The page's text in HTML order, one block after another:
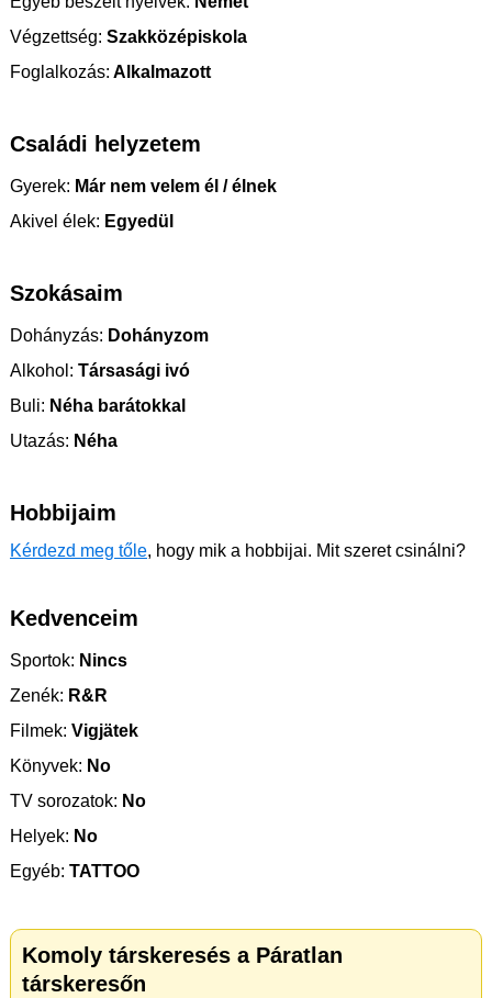
Végzettség: Szakközépiskola
Foglalkozás: Alkalmazott
Családi helyzetem
Gyerek: Már nem velem él / élnek
Akivel élek: Egyedül
Szokásaim
Dohányzás: Dohányzom
Alkohol: Társasági ivó
Buli: Néha barátokkal
Utazás: Néha
Hobbijaim
Kérdezd meg tőle, hogy mik a hobbijai. Mit szeret csinálni?
Kedvenceim
Sportok: Nincs
Zenék: R&R
Filmek: Vigjätek
Könyvek: No
TV sorozatok: No
Helyek: No
Egyéb: TATTOO
Komoly társkeresés a Páratlan
társkeresőn